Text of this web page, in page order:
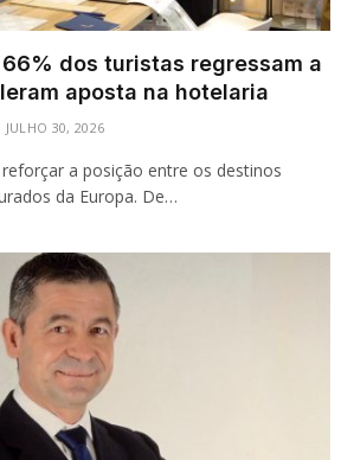
66% dos turistas regressam a
aposta na hotelaria
JULHO 30, 2026
a posição entre os destinos
da Europa. De…